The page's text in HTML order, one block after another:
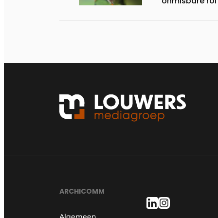
ARCHICOMM